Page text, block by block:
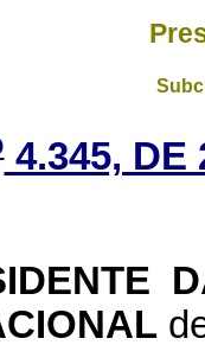
4.345, DE
DA